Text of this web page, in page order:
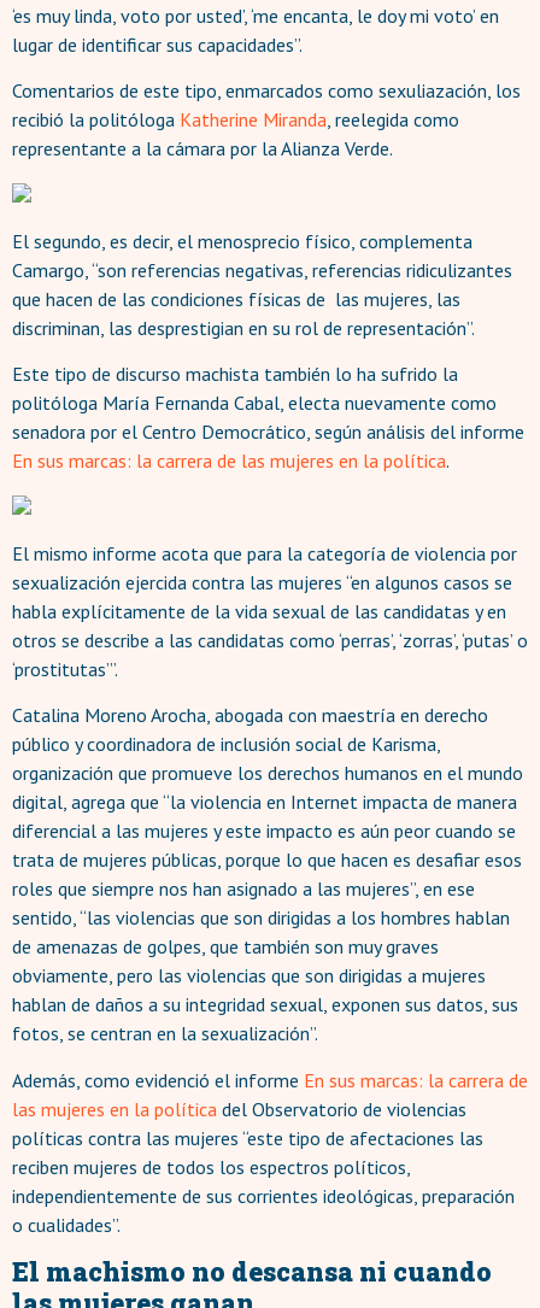
‘es muy linda, voto por usted’, ‘me encanta, le doy mi voto’ en
lugar de identificar sus capacidades”.
Comentarios de este tipo, enmarcados como sexuliazación, los
recibió la politóloga Katherine Miranda, reelegida como
representante a la cámara por la Alianza Verde.
El segundo, es decir, el menosprecio físico, complementa
Camargo, “son referencias negativas, referencias ridiculizantes
que hacen de las condiciones físicas de las mujeres, las
discriminan, las desprestigian en su rol de representación”.
Este tipo de discurso machista también lo ha sufrido la
politóloga María Fernanda Cabal, electa nuevamente como
senadora por el Centro Democrático, según análisis del informe
En sus marcas: la carrera de las mujeres en la política.
El mismo informe acota que para la categoría de violencia por
sexualización ejercida contra las mujeres “en algunos casos se
habla explícitamente de la vida sexual de las candidatas y en
otros se describe a las candidatas como ‘perras’, ‘zorras’, ‘putas’ o
‘prostitutas’”.
Catalina Moreno Arocha, abogada con maestría en derecho
público y coordinadora de inclusión social de Karisma,
organización que promueve los derechos humanos en el mundo
digital, agrega que “la violencia en Internet impacta de manera
diferencial a las mujeres y este impacto es aún peor cuando se
trata de mujeres públicas, porque lo que hacen es desafiar esos
roles que siempre nos han asignado a las mujeres”, en ese
sentido, “las violencias que son dirigidas a los hombres hablan
de amenazas de golpes, que también son muy graves
obviamente, pero las violencias que son dirigidas a mujeres
hablan de daños a su integridad sexual, exponen sus datos, sus
fotos, se centran en la sexualización”.
Además, como evidenció el informe En sus marcas: la carrera de
las mujeres en la política del Observatorio de violencias
políticas contra las mujeres “este tipo de afectaciones las
reciben mujeres de todos los espectros políticos,
independientemente de sus corrientes ideológicas, preparación
o cualidades”.
El machismo no descansa ni cuando